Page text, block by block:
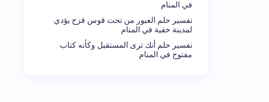
في المنام
تفسير حلم العبور من تحت قوس قزح يؤدي
لمدينة خفية في المنام
تفسير حلم أنك ترى المستقبل وكأنه كتاب
مفتوح في المنام